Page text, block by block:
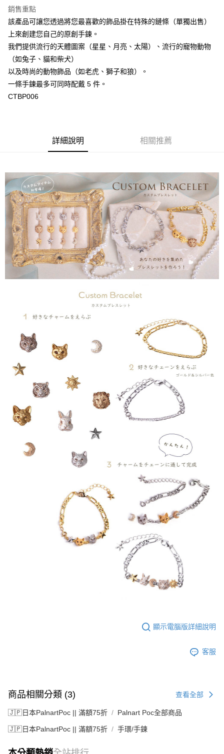
銷售重點
該產品可讓您透過將您最喜歡的飾品掛在特殊的鏈條（單獨出售）
上來創建您自己的原創手鍊。
我們提供流行的天體圖案（星星、月亮、太陽）、流行的寵物動物
（如兔子、貓和柴犬）
以及時尚的動物飾品（如老虎、獅子和狼）。
一條手鍊最多可同時配戴 5 件。
CTBP006
詳細說明 相關推薦
顯示電腦版詳細說明
客服
商品相關分類 (3) 查看全部
🇯🇵日本PalnartPoc || 滿額75折 Palnart Poc全部商品
🇯🇵日本PalnartPoc || 滿額75折 手環/手鍊